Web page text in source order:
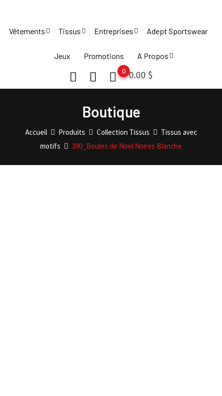
content
Vêtements Tissus Entreprises Adept Sportswear
Jeux Promotions A Propos
0.00 $
0
Boutique
Accueil Produits Collection Tissus
Tissus avec
motifs
390_Boules de Noel Noires Blanche